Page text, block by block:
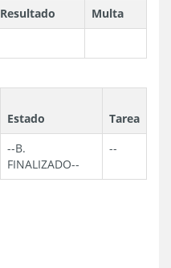
Resultado Multa
Estado
Tarea
--B.
FINALIZADO--
--